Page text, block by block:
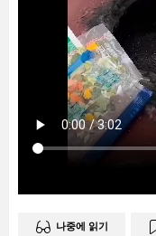
나중에 읽기